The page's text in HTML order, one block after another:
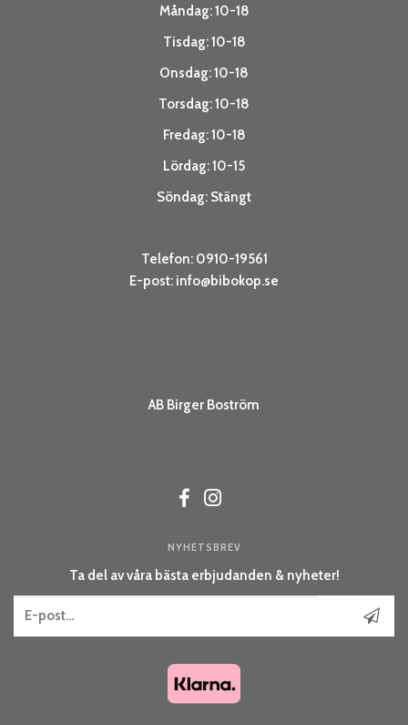
Måndag: 10-18
Tisdag: 10-18
Onsdag: 10-18
Torsdag: 10-18
Fredag: 10-18
Lördag: 10-15
Söndag: Stängt
Telefon: 0910-19561
E-post: info@bibokop.se
AB Birger Boström
NYHETSBREV
Ta del av våra bästa erbjudanden & nyheter!